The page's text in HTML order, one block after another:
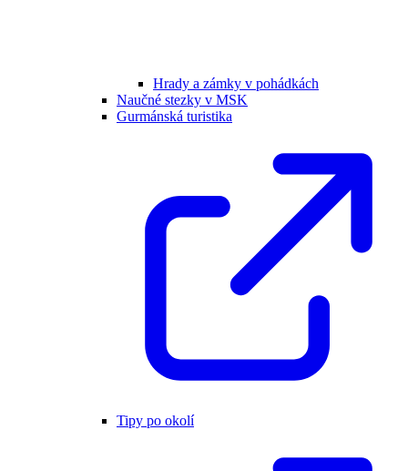
Hrady a zámky v pohádkách
Naučné stezky v MSK
Gurmánská turistika
Tipy po okolí